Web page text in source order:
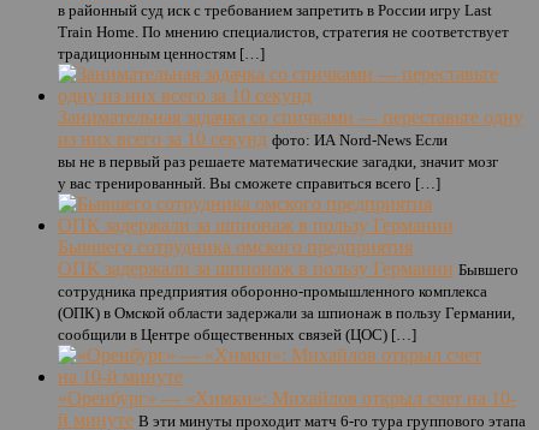
в районный суд иск с требованием запретить в России игру Last
Train Home. По мнению специалистов, стратегия не соответствует
традиционным ценностям […]
Занимательная задачка со спичками — переставьте одну
из них всего за 10 секунд фото: ИА Nord-News Если
вы не в первый раз решаете математические загадки, значит мозг
у вас тренированный. Вы сможете справиться всего […]
Бывшего сотрудника омского предприятия
ОПК задержали за шпионаж в пользу Германии Бывшего
сотрудника предприятия оборонно-промышленного комплекса
(ОПК) в Омской области задержали за шпионаж в пользу Германии,
сообщили в Центре общественных связей (ЦОС) […]
«Оренбург» — «Химки»: Михайлов открыл счет на 10-
й минуте В эти минуты проходит матч 6-го тура группового этапа